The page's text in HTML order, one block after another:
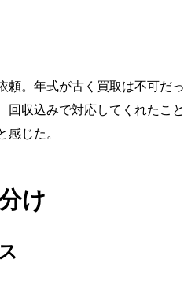
頼。年式が古く買取は不可だ
収込みで対応してくれたこ
じた。
け